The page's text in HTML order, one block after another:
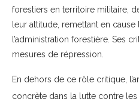
forestiers en territoire militaire,
leur attitude, remettant en
l’administration forestière. Ses
mesures de répression.
En dehors de ce rôle critique,
concrète dans la lutte contre